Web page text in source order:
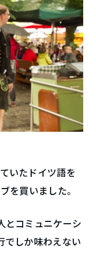
いたドイツ語を
を買いました。
とコミュニケーシ
でしか味わえない